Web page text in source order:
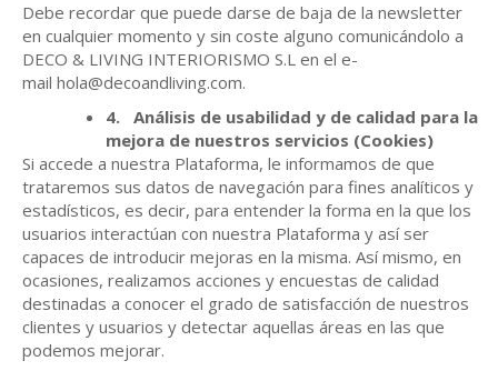
Debe recordar que puede darse de baja de la newsletter
en cualquier momento y sin coste alguno comunicándolo a
DECO & LIVING INTERIORISMO S.L en el e-
mail hola@decoandliving.com.
4. Análisis de usabilidad y de calidad para la
mejora de nuestros servicios (Cookies)
Si accede a nuestra Plataforma, le informamos de que
trataremos sus datos de navegación para fines analíticos y
estadísticos, es decir, para entender la forma en la que los
usuarios interactúan con nuestra Plataforma y así ser
capaces de introducir mejoras en la misma. Así mismo, en
ocasiones, realizamos acciones y encuestas de calidad
destinadas a conocer el grado de satisfacción de nuestros
clientes y usuarios y detectar aquellas áreas en las que
podemos mejorar.